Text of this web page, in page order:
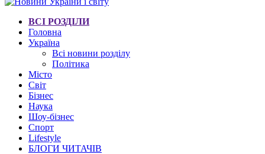
ВСІ РОЗДІЛИ
Головна
Україна
Всі новини розділу
Політика
Місто
Світ
Бізнес
Наука
Шоу-бізнес
Спорт
Lifestyle
БЛОГИ ЧИТАЧІВ